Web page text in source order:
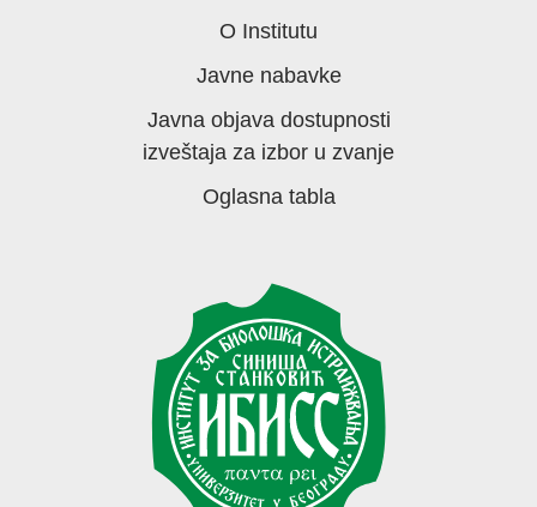
O Institutu
Javne nabavke
Javna objava dostupnosti
izveštaja za izbor u zvanje
Oglasna tabla